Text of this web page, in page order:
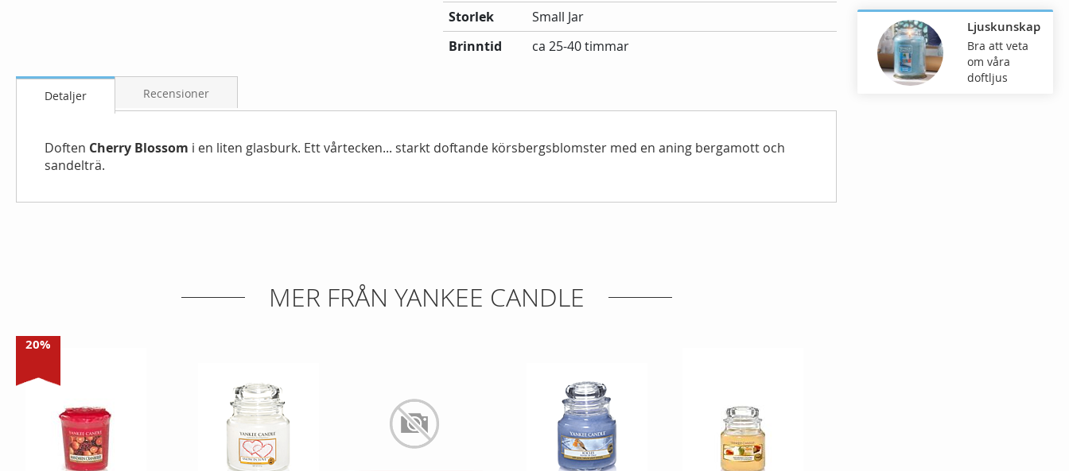
Storlek
Small Jar
Brinntid
ca 25-40 timmar
Detaljer
Doften Cherry Blossom i en liten glasburk. Ett vårtecken... starkt doftande körsbergsblomster med en aning bergamott och
sandelträ.
Recensioner
MER FRÅN YANKEE CANDLE
20%
Ljuskunskap
Bra att veta
om våra
doftljus